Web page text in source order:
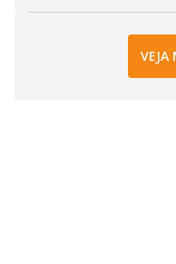
VEJA